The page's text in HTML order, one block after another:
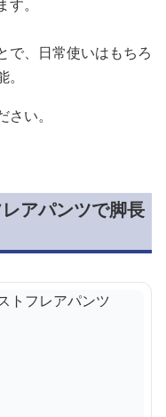
。
で、日常使いはもちろ
い。
アパンツで脚長